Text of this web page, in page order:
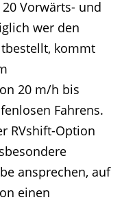
Vorwärts- und
wer den
kommt
20 m/h bis
Fahrens.
RVshift-Option
ansprechen, auf
einen